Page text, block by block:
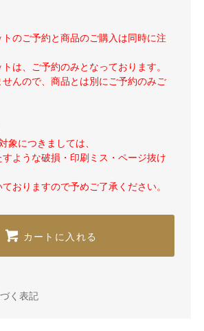
トのご予約と商品のご購入は同時に注
は、ご予約のみとなっております。
んので、商品とは別にご予約のみご
象につきましては、
ような破損・印刷ミス・ページ抜け
おりますので予めご了承ください。
カートに入れる
く表記